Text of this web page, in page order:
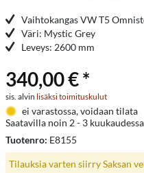
Vaihtokangas VW T5
Väri: Mystic Grey
Leveys: 2600 mm
340,00 € *
sis. alvin lisäksi toimituskulut
ei varastossa, voidaan tilata
Saatavilla noin 2 - 3 kuukaudessa
Tuotenro: E8155
Tilauksia varten siirry Saksan